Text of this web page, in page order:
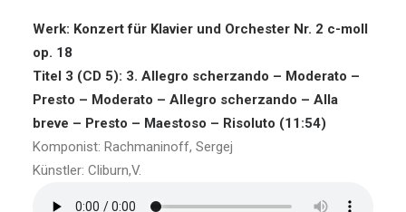
Werk: Konzert für Klavier und Orchester Nr. 2 c-moll
op. 18
Titel 3 (CD 5): 3. Allegro scherzando – Moderato –
Presto – Moderato – Allegro scherzando – Alla
breve – Presto – Maestoso – Risoluto (11:54)
Komponist: Rachmaninoff, Sergej
Künstler: Cliburn,V.